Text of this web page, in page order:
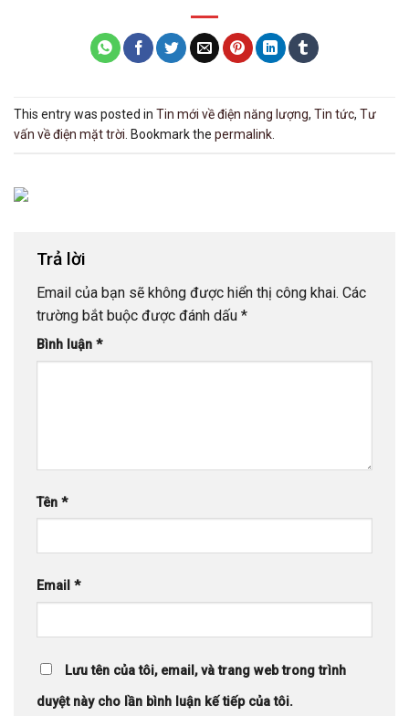
This entry was posted in Tin mới về điện năng lượng, Tin tức, Tư
vấn về điện mặt trời. Bookmark the permalink.
Trả lời
Email của bạn sẽ không được hiển thị công khai. Các
trường bắt buộc được đánh dấu *
Bình luận *
Tên *
Email *
Lưu tên của tôi, email, và trang web trong trình
duyệt này cho lần bình luận kế tiếp của tôi.